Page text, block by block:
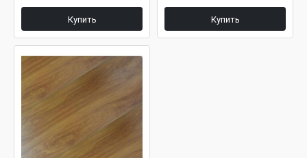
Купить Купить